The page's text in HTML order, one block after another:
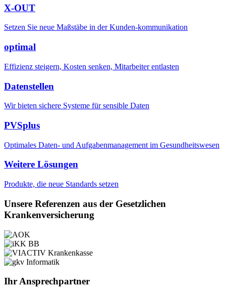
X-OUT
Setzen Sie neue Maßstäbe in der Kunden-kommunikation
optimal
Effizienz steigern, Kosten senken, Mitarbeiter entlasten
Datenstellen
Wir bieten sichere Systeme für sensible Daten
PVSplus
Optimales Daten- und Aufgabenmanagement im Gesundheitswesen
Weitere Lösungen
Produkte, die neue Standards setzen
Unsere Referenzen aus der Gesetzlichen
Krankenversicherung
Ihr Ansprechpartner